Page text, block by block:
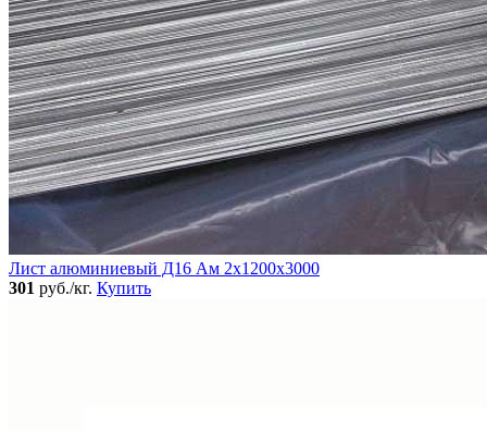
Лист алюминиевый Д16 Ам 2х1200х3000
301 руб./кг. Купить